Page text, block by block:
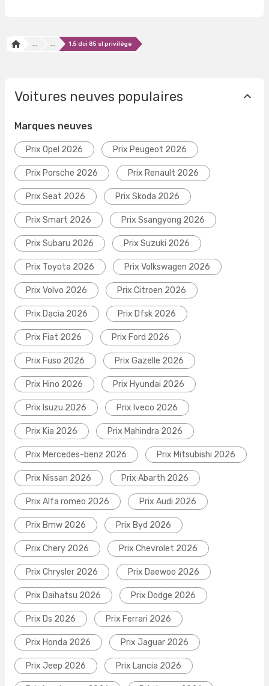
... ... 1.5 dci 85 sl privilège
Voitures neuves populaires
Marques neuves
Prix Opel 2026 Prix Peugeot 2026
Prix Porsche 2026 Prix Renault 2026
Prix Seat 2026 Prix Skoda 2026
Prix Smart 2026 Prix Ssangyong 2026
Prix Subaru 2026 Prix Suzuki 2026
Prix Toyota 2026 Prix Volkswagen 2026
Prix Volvo 2026 Prix Citroen 2026
Prix Dacia 2026 Prix Dfsk 2026
Prix Fiat 2026 Prix Ford 2026
Prix Fuso 2026 Prix Gazelle 2026
Prix Hino 2026 Prix Hyundai 2026
Prix Isuzu 2026 Prix Iveco 2026
Prix Kia 2026 Prix Mahindra 2026
Prix Mercedes-benz 2026 Prix Mitsubishi 2026
Prix Nissan 2026 Prix Abarth 2026
Prix Alfa romeo 2026 Prix Audi 2026
Prix Bmw 2026 Prix Byd 2026
Prix Chery 2026 Prix Chevrolet 2026
Prix Chrysler 2026 Prix Daewoo 2026
Prix Daihatsu 2026 Prix Dodge 2026
Prix Ds 2026 Prix Ferrari 2026
Prix Honda 2026 Prix Jaguar 2026
Prix Jeep 2026 Prix Lancia 2026